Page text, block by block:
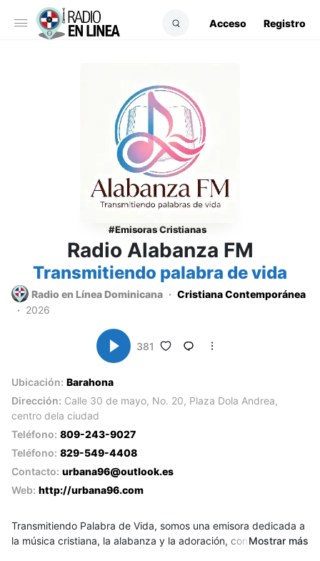
Acceso Registro
Emisoras Cristianas
Radio Alabanza FM
Transmitiendo palabra de vida
Radio en Línea Dominicana
Cristiana Contemporánea
2026
381
Ubicación: Barahona
Dirección: Calle 30 de mayo, No. 20, Plaza Dola Andrea,
centro dela ciudad
Teléfono: 809-243-9027
Teléfono: 829-549-4408
Contacto: urbana96@outlook.es
Web: http://urbana96.com
Transmitiendo Palabra de Vida, somos una emisora dedicada a
la música cristiana, la alabanza y la adoración, con el propósito
Mostrar más